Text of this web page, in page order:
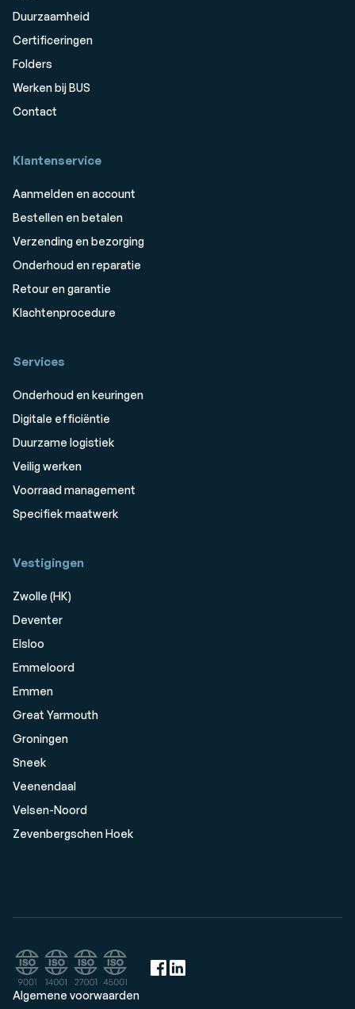
Duurzaamheid
Certificeringen
Folders
Werken bij BUS
Contact
Klantenservice
Aanmelden en account
Bestellen en betalen
Verzending en bezorging
Onderhoud en reparatie
Retour en garantie
Klachtenprocedure
Services
Onderhoud en keuringen
Digitale efficiëntie
Duurzame logistiek
Veilig werken
Voorraad management
Specifiek maatwerk
Vestigingen
Zwolle (HK)
Deventer
Elsloo
Emmeloord
Emmen
Great Yarmouth
Groningen
Sneek
Veenendaal
Velsen-Noord
Zevenbergschen Hoek
Algemene voorwaarden